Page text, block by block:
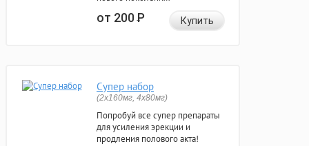
от 200Р Купить
Супер набор
(2х160мг, 4х80мг)
Попробуй все супер препараты
для усиления эрекции и
продления полового акта!